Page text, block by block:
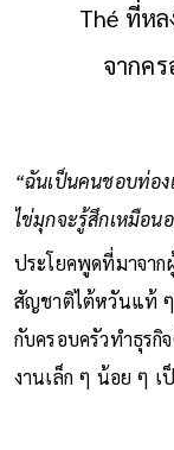
Thé ที่หล
จากค
“ฉันเป็นคนชอบท่อ
ไข่มุกจะรู้สึกเหมือน
ประโยคพูดที่มาจาก
สัญชาติไต้หวันแท้ ๆ
กับครอบครัวทำธุรกิ
งานเล็ก ๆ น้อย ๆ เ